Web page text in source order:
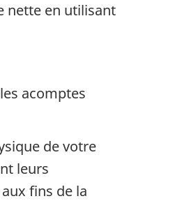
nette en utilisant
acomptes
de votre
leurs
fins de la